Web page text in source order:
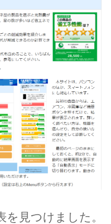
見つけました。